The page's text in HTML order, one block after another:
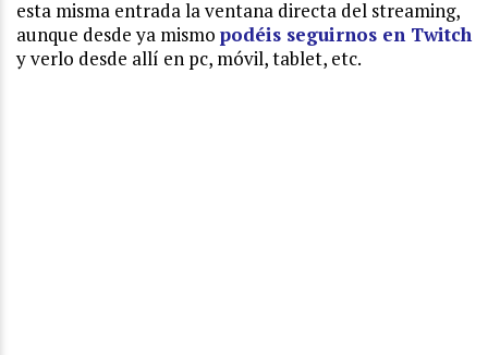
esta misma entrada la ventana directa del streaming,
aunque desde ya mismo podéis seguirnos en Twitch
y verlo desde allí en pc, móvil, tablet, etc.